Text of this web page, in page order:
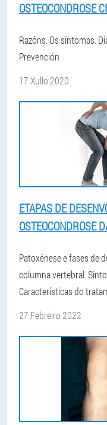
OSTEOCONDROSE
Razóns. Os síntomas.
Prevención
17 Xullo 2020
ETAPAS DE
OSTEOCONDROSE
Patoxénese e fases de
columna vertebral.
Características do
27 Febreiro 2022